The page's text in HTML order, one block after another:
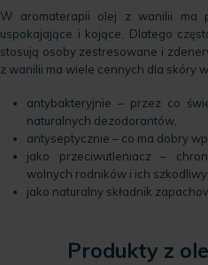
W aromaterapii olej z wanilii ma
uspokajające i kojące. Dlatego
stosują osoby zestresowane i
z wanilii ma wiele cennych dla skóry
antybakteryjnie – przez co
naturalnych dezodorantów,
antyseptycznie – co ma dobry
jako przeciwutleniacz –
wolnych rodników i ich
jako naturalny składnik
Produkty z